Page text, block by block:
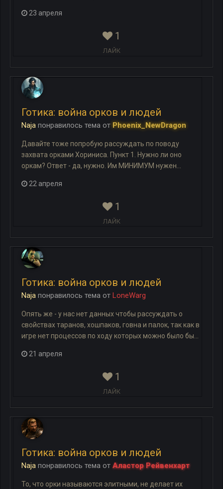
23 апреля
1
ЛАЙК
Готика: война орков и людей
Naja понравилось тема от Phoenix_NewDragon
Давайте тоже попробую рассуждать по поводу
захвата орками Хориниса. Пункт 1. Нужно ли оно
оркам? Ответ - да, нужно. Им МИНИМУМ нужен...
22 апреля
1
ЛАЙК
Готика: война орков и людей
Naja понравилось тема от LoneWarg
Опять же - у нас нет данных чтобы рассуждать о
свойствах таранов, хошпаков, говна и палок, так как в
игре нет процессов по ходу которых можно было бы...
21 апреля
1
ЛАЙК
Готика: война орков и людей
Naja понравилось тема от Аластор Рейвенхарт
То, что орки называются элитными, не делает их